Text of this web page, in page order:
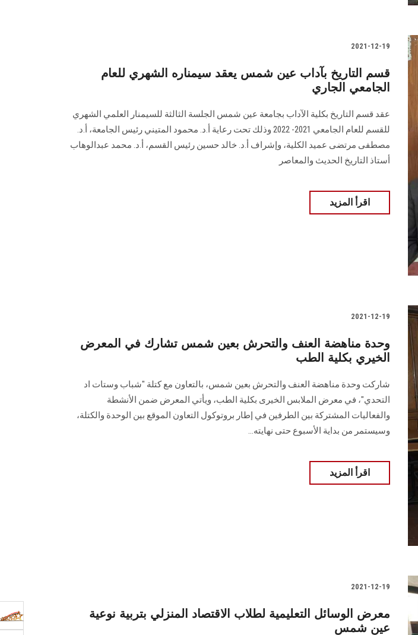
2021-12-19
قسم التاريخ بآداب عين شمس يعقد سيمناره الشهري للعام
الجامعي الجاري
عقد قسم التاريخ بكلية الآداب بجامعة عين شمس الجلسة الثالثة للسيمنار العلمي الشهري
للقسم للعام الجامعي 2021- 2022 وذلك تحت رعاية أ.د. محمود المتيني رئيس الجامعة، أ.د.
مصطفى مرتضى عميد الكلية، وإشراف أ.د. خالد حسين رئيس القسم، أ.د. محمد عبدالوهاب
أستاذ التاريخ الحديث والمعاصر
اقرأ المزيد
2021-12-19
وحدة مناهضة العنف والتحرش بعين شمس تشارك في المعرض
الخيري بكلية الطب
شاركت وحدة مناهضة العنف والتحرش بعين شمس، بالتعاون مع كتلة "شباب وستات اد
التحدي"، في معرض الملابس الخيرى بكلية الطب، ويأتي المعرض ضمن الأنشطة
والفعاليات المشتركة بين الطرفين في إطار بروتوكول التعاون الموقع بين الوحدة والكتلة،
وسيستمر من بداية الأسبوع حتى نهايته...
اقرأ المزيد
2021-12-19
معرض الوسائل التعليمية لطلاب الاقتصاد المنزلي بتربية نوعية
عين شمس